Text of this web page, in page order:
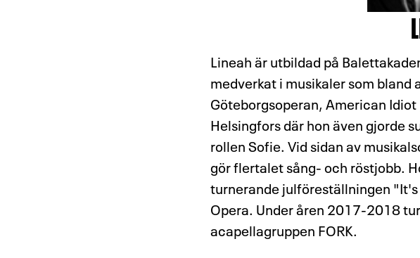
Lineah är utbildad på
medverkat i musikaler som bland
Göteborgsoperan, American Idiot
Helsingfors där hon även gjorde
rollen Sofie. Vid sidan av
gör flertalet sång- och röstjobb.
turnerande julföreställningen
Opera. Under åren 2017-2018
acapellagruppen FORK.